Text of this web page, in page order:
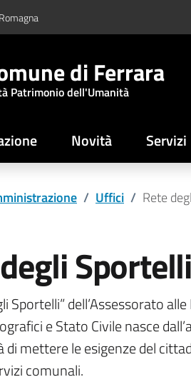
di Ferrara
Patrimonio dell'Umanità
Novità Servizi
/ Uffici / Rete
Sportelli
Sportelli” dell’Assessorato
e Stato Civile nasce
di mettere le esigenze del
comunali.